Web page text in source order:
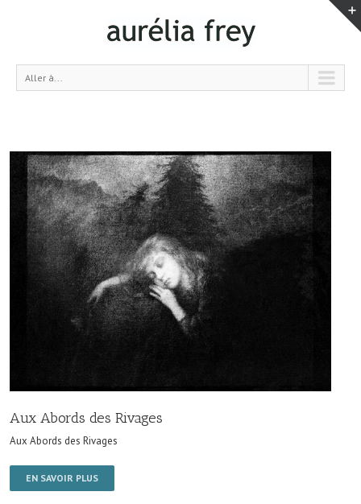
Aller à...
Aux Abords des Rivages
Aux Abords des Rivages
EN SAVOIR PLUS